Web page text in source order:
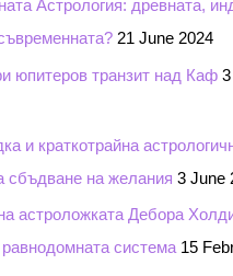
Астрология: древната,
21 June 2024
юпитеров транзит над Каф
и краткотрайна
сбъдване на желания 3 June
астроложката Дебора
система 15